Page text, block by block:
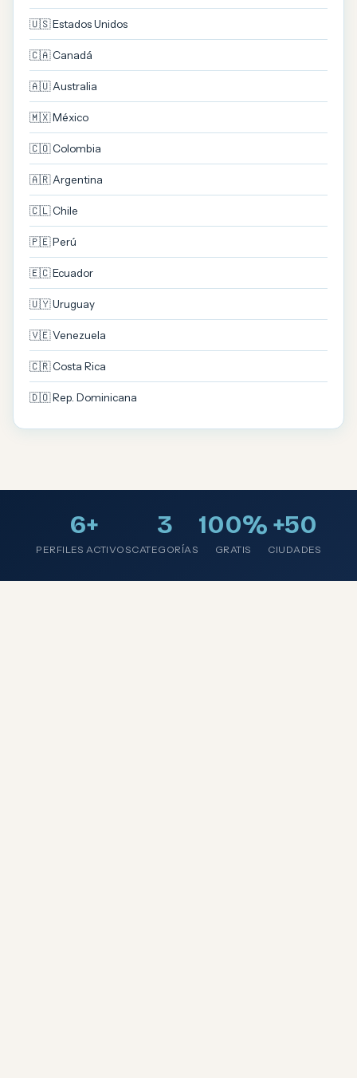
🇺🇸 Estados Unidos
🇨🇦 Canadá
🇦🇺 Australia
🇲🇽 México
🇨🇴 Colombia
🇦🇷 Argentina
🇨🇱 Chile
🇵🇪 Perú
🇪🇨 Ecuador
🇺🇾 Uruguay
🇻🇪 Venezuela
🇨🇷 Costa Rica
🇩🇴 Rep. Dominicana
6+
PERFILES ACTIVOS
3
CATEGORÍAS
100%
GRATIS
+50
CIUDADES